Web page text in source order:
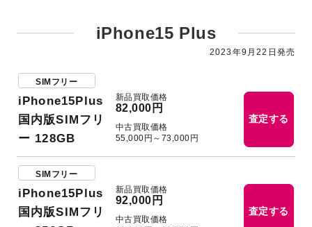
iPhone15 Plus
2023年9月22日発売
SIMフリー
iPhone15Plus
国内版SIMフリ
ー 128GB
新品買取価格
82,000円
中古買取価格
55,000円～73,000円
査定する
SIMフリー
iPhone15Plus
国内版SIMフリ
新品買取価格
92,000円
中古買取価格
査定する